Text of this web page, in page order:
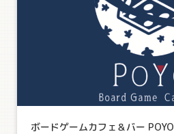
ボードゲームカフェ＆バー POYO